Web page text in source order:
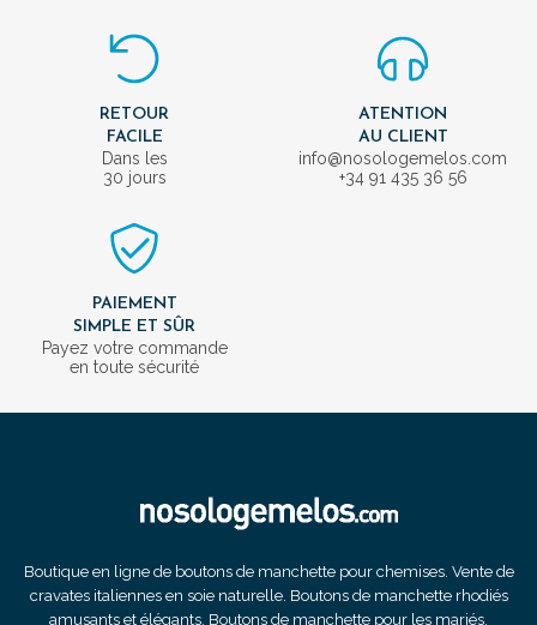
RETOUR
FACILE
Dans les
30 jours
ATENTION
AU CLIENT
info@nosologemelos.com
+34 91 435 36 56
PAIEMENT
SIMPLE ET SÛR
Payez votre commande
en toute sécurité
Boutique en ligne de boutons de manchette pour chemises. Vente de
cravates italiennes en soie naturelle. Boutons de manchette rhodiés
amusants et élégants. Boutons de manchette pour les mariés.